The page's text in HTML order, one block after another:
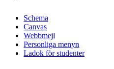
Schema
Canvas
Webbmejl
Personliga menyn
Ladok för studenter